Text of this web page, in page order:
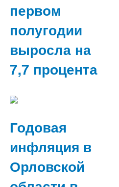
первом
полугодии
выросла на
7,7 процента
Годовая
инфляция в
Орловской